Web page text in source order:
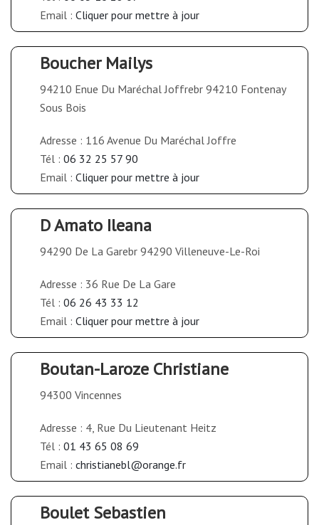
Email : Cliquer pour mettre à jour
Boucher Mailys
94210 Enue Du Maréchal Joffrebr 94210 Fontenay
Sous Bois
Adresse : 116 Avenue Du Maréchal Joffre
Tél : 06 32 25 57 90
Email : Cliquer pour mettre à jour
D Amato Ileana
94290 De La Garebr 94290 Villeneuve-Le-Roi
Adresse : 36 Rue De La Gare
Tél : 06 26 43 33 12
Email : Cliquer pour mettre à jour
Boutan-Laroze Christiane
94300 Vincennes
Adresse : 4, Rue Du Lieutenant Heitz
Tél : 01 43 65 08 69
Email : christianebl@orange.fr
Boulet Sebastien